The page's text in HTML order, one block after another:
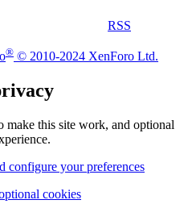
RSS
® © 2010-2024 XenForo Ltd.
make this site work, and optional
configure your preferences
cookies